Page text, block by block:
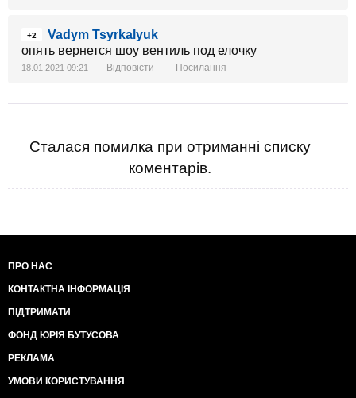
+2
Vadym Tsyrkalyuk
опять вернется шоу вентиль под елочку
18.01.2021 09:21 Відповісти Посилання
Сталася помилка при отриманні списку
коментарів.
ПРО НАС
КОНТАКТНА ІНФОРМАЦІЯ
ПІДТРИМАТИ
ФОНД ЮРІЯ БУТУСОВА
РЕКЛАМА
УМОВИ КОРИСТУВАННЯ